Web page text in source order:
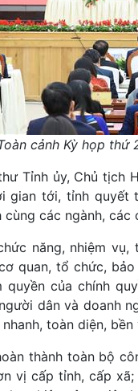
cảnh Kỳ họp thứ
Tỉnh ủy, Chủ tịch
tới, tỉnh quyết
các ngành,
năng, nhiệm
quan, tổ chức,
của chính
dân và doanh
toàn diện, bền
thành toàn bộ
vị cấp tỉnh, cấp